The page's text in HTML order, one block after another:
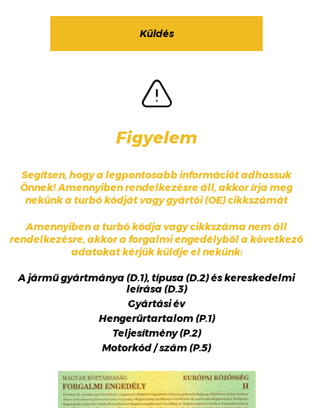
Figyelem
Segítsen, hogy a legpontosabb információt adhassuk
Önnek! Amennyiben rendelkezésre áll, akkor írja meg
nekünk a turbó kódját vagy gyártói (OE) cikkszámát
Amennyiben a turbó kódja vagy cikkszáma nem áll
rendelkezésre, akkor a forgalmi engedélyből a következő
adatokat kérjük küldje el nekünk:
A jármű gyártmánya (D.1), típusa (D.2) és kereskedelmi
leírása (D.3)
Gyártási év
Hengerűrtartalom (P.1)
Teljesítmény (P.2)
Motorkód / szám (P.5)